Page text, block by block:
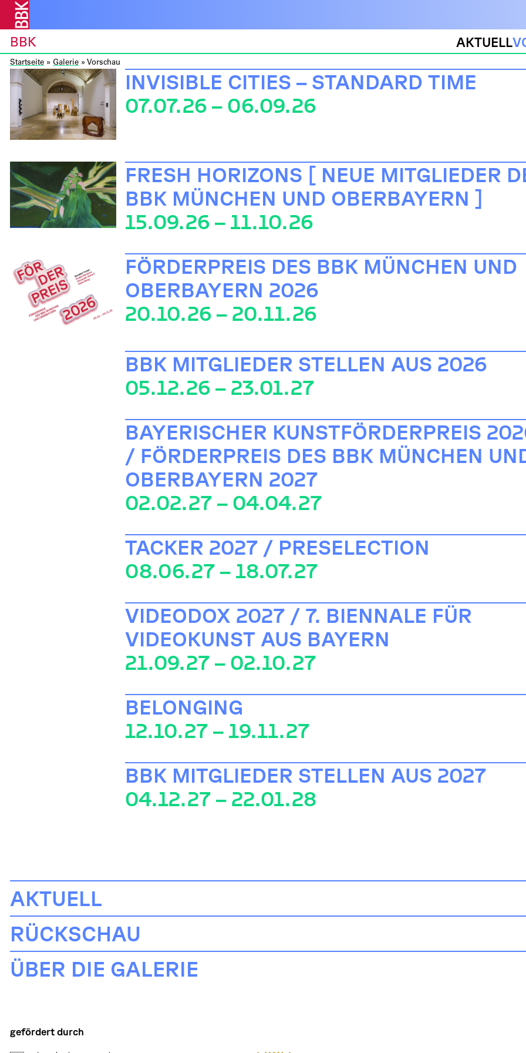
BBK AKTUELL
Startseite » Galerie » Vorschau
INVISIBLE CITIES – STANDARD TIME
07.07.26 – 06.09.26
FRESH HORIZONS [ NEUE MITGLIEDER
BBK MÜNCHEN UND OBERBAYERN ]
15.09.26 – 11.10.26
FÖRDERPREIS DES BBK MÜNCHEN UND
OBERBAYERN 2026
20.10.26 – 20.11.26
BBK MITGLIEDER STELLEN AUS 2026
05.12.26 – 23.01.27
BAYERISCHER KUNSTFÖRDERPREIS
/ FÖRDERPREIS DES BBK MÜNCHEN
OBERBAYERN 2027
02.02.27 – 04.04.27
TACKER 2027 / PRESELECTION
08.06.27 – 18.07.27
VIDEODOX 2027 / 7. BIENNALE FÜR
VIDEOKUNST AUS BAYERN
21.09.27 – 02.10.27
BELONGING
12.10.27 – 19.11.27
BBK MITGLIEDER STELLEN AUS 2027
04.12.27 – 22.01.28
AKTUELL
RÜCKSCHAU
ÜBER DIE GALERIE
gefördert durch